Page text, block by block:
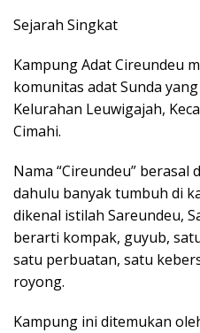
Sejarah Singkat
Kampung Adat Cireundeu
komunitas adat Sunda
Kelurahan Leuwigajah,
Cimahi.
Nama “Cireundeu”
dahulu banyak tumbuh di
dikenal istilah Sareundeu,
berarti kompak, guyub,
satu perbuatan, satu
royong.
Kampung ini ditemukan